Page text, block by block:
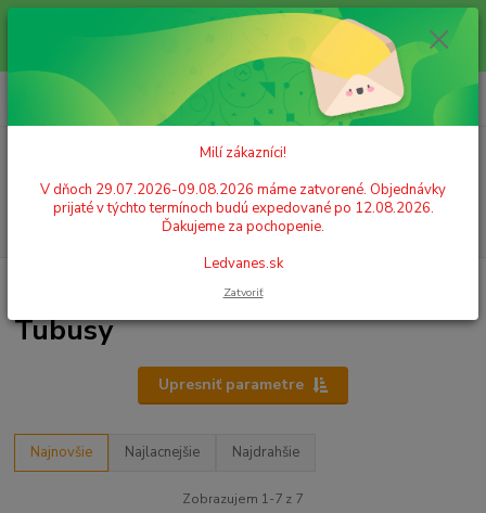
Milí zákazníci! V dňoch 29.07.2026-09.08.2026 máme zatvorené.
Objednávky prijaté v týchto termínoch budú expedované po 12.08.2026.
Ďakujeme za pochopenie. Ledvanes.sk
+421 908 755 958
Po. - Pia. od 9:00 hod. - 16:00 hod.
za0,00 EUR
Tubusy
Upresniť parametre
Najnovšie Najlacnejšie Najdrahšie
Zobrazujem 1-7 z 7
Milí zákazníci!
V dňoch 29.07.2026-09.08.2026 máme zatvorené. Objednávky
prijaté v týchto termínoch budú expedované po 12.08.2026.
Ďakujeme za pochopenie.
Ledvanes.sk
Zatvoriť